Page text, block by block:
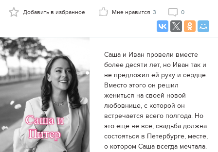
Добавить в избранное Мне нравится 3 0
Саша и Иван провели вместе
более десяти лет, но Иван так и
не предложил ей руку и сердце.
Вместо этого он решил
жениться на своей новой
любовнице, с которой он
встречается всего полгода. Но
это еще не все, свадьба должна
состояться в Петербурге, месте,
о котором Саша всегда мечтала.